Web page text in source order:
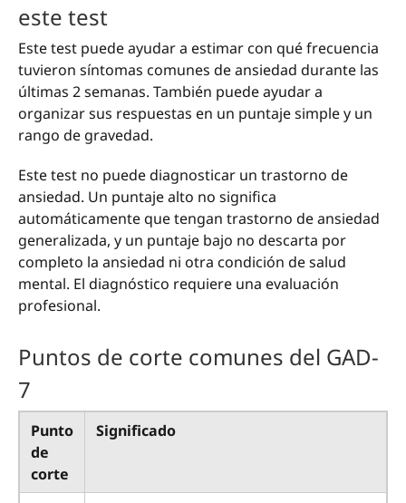
este test
Este test puede ayudar a estimar con qué frecuencia
tuvieron síntomas comunes de ansiedad durante las
últimas 2 semanas. También puede ayudar a
organizar sus respuestas en un puntaje simple y un
rango de gravedad.
Este test no puede diagnosticar un trastorno de
ansiedad. Un puntaje alto no significa
automáticamente que tengan trastorno de ansiedad
generalizada, y un puntaje bajo no descarta por
completo la ansiedad ni otra condición de salud
mental. El diagnóstico requiere una evaluación
profesional.
Puntos de corte comunes del GAD-
7
Punto
de
corte
Significado